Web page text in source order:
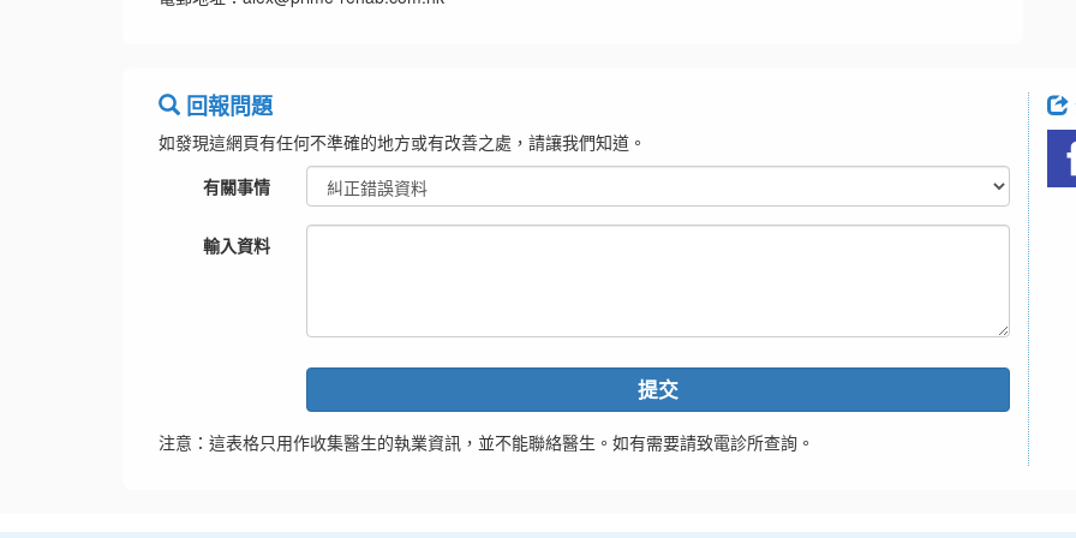
回報問題
如發現這網頁有任何不準確的地方或有改善之處，請讓我們知道。
有關事情
輸入資料
提交
注意：這表格只用作收集醫生的執業資訊，並不能聯絡醫生。如有需要請致電診所查詢。